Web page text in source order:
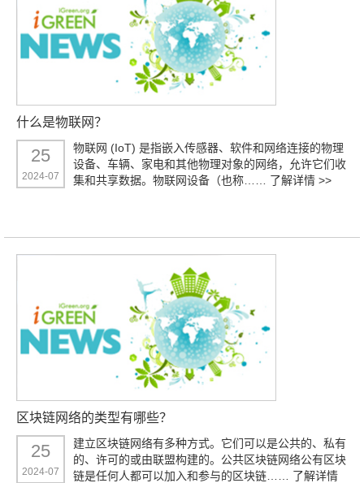
什么是物联网？
25
2024-07
物联网 (IoT) 是指嵌入传感器、软件和网络连接的物理
设备、车辆、家电和其他物理对象的网络，允许它们收
集和共享数据。物联网设备（也称…… 了解详情 >>
区块链网络的类型有哪些？
25
2024-07
建立区块链网络有多种方式。它们可以是公共的、私有
的、许可的或由联盟构建的。公共区块链网络公有区块
链是任何人都可以加入和参与的区块链…… 了解详情